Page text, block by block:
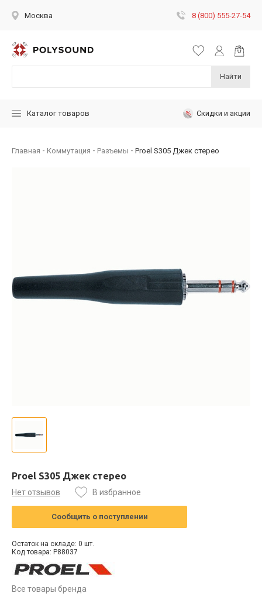
Москва 8 (800) 555-27-54
Найти
Каталог товаров Скидки и акции
Главная Коммутация Разъемы Proel S305 Джек стерео
Proel S305 Джек стерео
Нет отзывов В избранное
Сообщить о поступлении
Остаток на складе: 0 шт.
Код товара: P88037
Все товары бренда